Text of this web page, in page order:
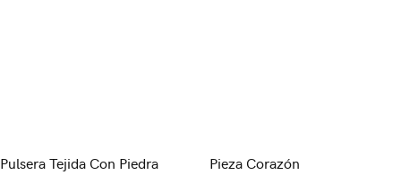
Pulsera Tejida Con Piedra
Pieza Corazón